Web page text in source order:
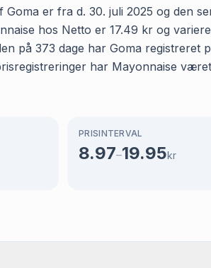
er fra d. 30. juli 2025 og den
hos Netto er 17.49 kr og
på 373 dage har Goma registreret
har Mayonnaise
PRISINTERVAL
8.97–19.95kr